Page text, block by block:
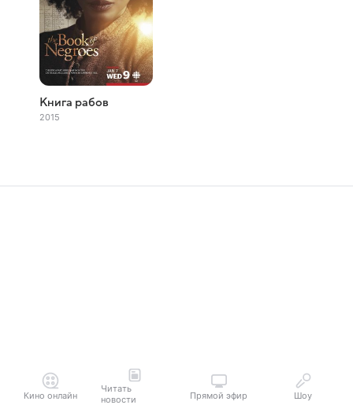
Книга рабов
2015
Кино онлайн
Читать
новости
Прямой эфир Шоу